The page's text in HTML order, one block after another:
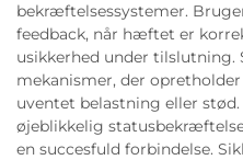
bekræftelsessystemer.
feedback, når hæftet er
usikkerhed under
mekanismer, der
uventet belastning eller
øjeblikkelig
en succesfuld forbindelse.